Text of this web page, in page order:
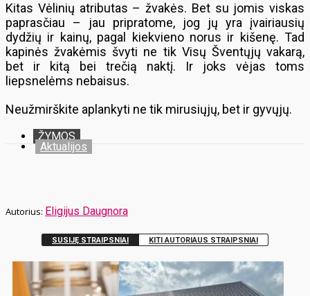
Kitas Vėlinių atributas – žvakės. Bet su jomis viskas
paprasčiau – jau pripratome, jog jų yra įvairiausių
dydžių ir kainų, pagal kiekvieno norus ir kišenę. Tad
kapinės žvakėmis švyti ne tik Visų Šventųjų vakarą,
bet ir kitą bei trečią naktį. Ir joks vėjas toms
liepsnelėms nebaisus.
Neužmirškite aplankyti ne tik mirusiųjų, bet ir gyvųjų.
ŽYMOS
Aktualijos
Eligijus Daugnora
SUSIJĘ STRAIPSNIAI KITI AUTORIAUS STRAIPSNIAI